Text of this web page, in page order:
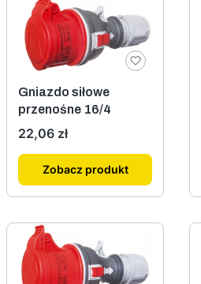
Gniazdo siłowe
przenośne 16/4
Cena
22,06 zł
Zobacz produkt